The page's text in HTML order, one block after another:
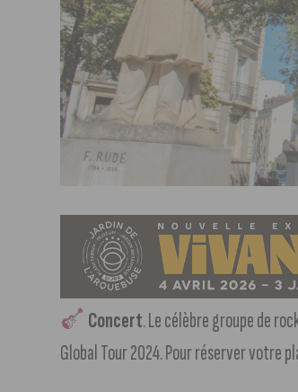
Concert. Le célèbre groupe de
Global Tour 2024. Pour réserver votre